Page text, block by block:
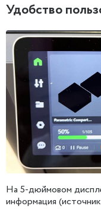
Удобство
На 5-дюймовом
информация